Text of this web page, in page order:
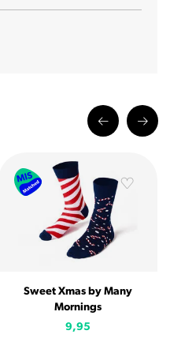
Sweet Xmas by Many
Mornings
9,95